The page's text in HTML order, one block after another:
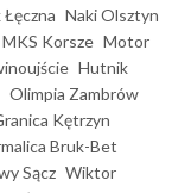
Naki Olsztyn
MKS Korsze Motor
Hutnik
Olimpia Zambrów
Kętrzyn
Bruk-Bet
Sącz Wiktor